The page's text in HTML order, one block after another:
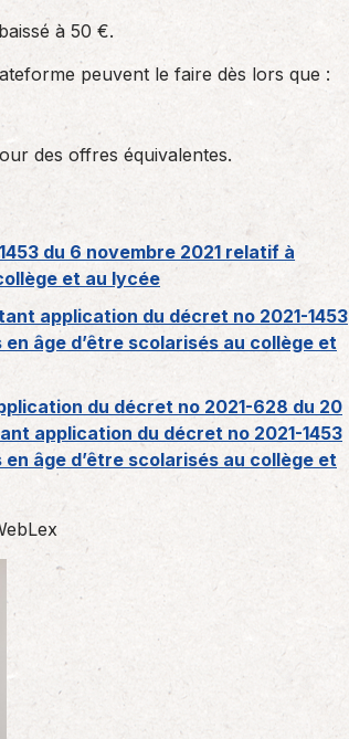
à 50 €.
peuvent le faire dès lors que :
des offres équivalentes.
du 6 novembre 2021 relatif à
et au lycée
application du décret no 2021-1453
âge d’être scolarisés au collège et
du décret no 2021-628 du 20
application du décret no 2021-1453
âge d’être scolarisés au collège et